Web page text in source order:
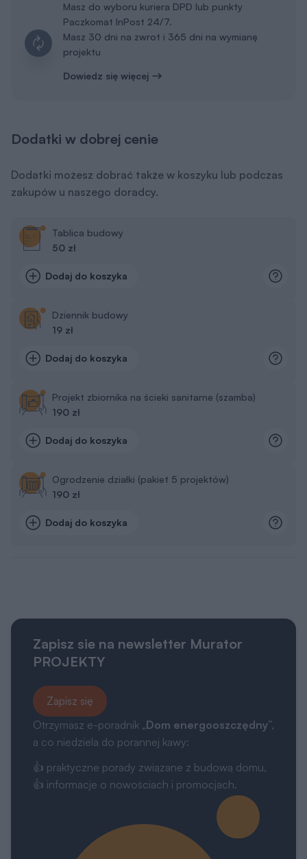
Masz do wyboru kuriera DPD lub punkty
Paczkomat InPost 24/7.
Masz 30 dni na zwrot i 365 dni na wymianę
projektu
Dowiedz się więcej
Dodatki w dobrej cenie
Dodatki możesz dobrać także w koszyku lub podczas
zakupów u naszego doradcy.
Tablica budowy
50 zł
Dodaj do koszyka
Dziennik budowy
19 zł
Dodaj do koszyka
Projekt zbiornika na ścieki sanitarne (szamba)
190 zł
Dodaj do koszyka
Ogrodzenie działki (pakiet 5 projektów)
190 zł
Dodaj do koszyka
Zapisz sie na newsletter Murator
PROJEKTY
Zapisz się
Otrzymasz e-poradnik „Dom energooszczędny”,
a co niedziela do porannej kawy:
👍 praktyczne porady związane z budową domu,
👍 informacje o nowościach i promocjach.